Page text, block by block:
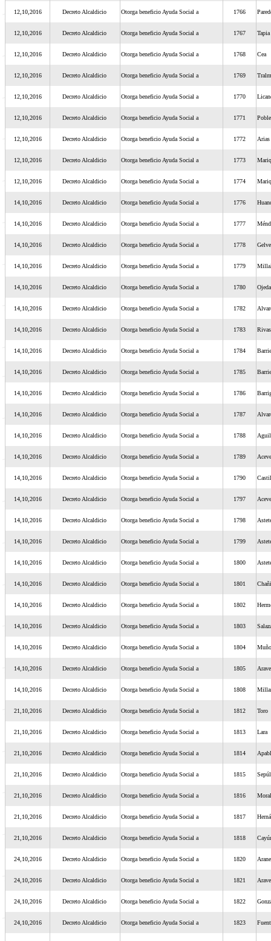
12,10,2016 Decreto Alcaldicio Otorga beneficio Ayuda Social a 1766
12,10,2016 Decreto Alcaldicio Otorga beneficio Ayuda Social a 1767 Tapia
12,10,2016 Decreto Alcaldicio Otorga beneficio Ayuda Social a 1768 Cea
12,10,2016 Decreto Alcaldicio Otorga beneficio Ayuda Social a 1769
12,10,2016 Decreto Alcaldicio Otorga beneficio Ayuda Social a 1770
12,10,2016 Decreto Alcaldicio Otorga beneficio Ayuda Social a 1771
12,10,2016 Decreto Alcaldicio Otorga beneficio Ayuda Social a 1772 Arias
12,10,2016 Decreto Alcaldicio Otorga beneficio Ayuda Social a 1773
12,10,2016 Decreto Alcaldicio Otorga beneficio Ayuda Social a 1774
14,10,2016 Decreto Alcaldicio Otorga beneficio Ayuda Social a 1776
14,10,2016 Decreto Alcaldicio Otorga beneficio Ayuda Social a 1777
14,10,2016 Decreto Alcaldicio Otorga beneficio Ayuda Social a 1778
14,10,2016 Decreto Alcaldicio Otorga beneficio Ayuda Social a 1779
14,10,2016 Decreto Alcaldicio Otorga beneficio Ayuda Social a 1780 Ojeda
14,10,2016 Decreto Alcaldicio Otorga beneficio Ayuda Social a 1782
14,10,2016 Decreto Alcaldicio Otorga beneficio Ayuda Social a 1783 Rivas
14,10,2016 Decreto Alcaldicio Otorga beneficio Ayuda Social a 1784
14,10,2016 Decreto Alcaldicio Otorga beneficio Ayuda Social a 1785
14,10,2016 Decreto Alcaldicio Otorga beneficio Ayuda Social a 1786
14,10,2016 Decreto Alcaldicio Otorga beneficio Ayuda Social a 1787
14,10,2016 Decreto Alcaldicio Otorga beneficio Ayuda Social a 1788
14,10,2016 Decreto Alcaldicio Otorga beneficio Ayuda Social a 1789
14,10,2016 Decreto Alcaldicio Otorga beneficio Ayuda Social a 1790
14,10,2016 Decreto Alcaldicio Otorga beneficio Ayuda Social a 1797
14,10,2016 Decreto Alcaldicio Otorga beneficio Ayuda Social a 1798
14,10,2016 Decreto Alcaldicio Otorga beneficio Ayuda Social a 1799
14,10,2016 Decreto Alcaldicio Otorga beneficio Ayuda Social a 1800
14,10,2016 Decreto Alcaldicio Otorga beneficio Ayuda Social a 1801
14,10,2016 Decreto Alcaldicio Otorga beneficio Ayuda Social a 1802
14,10,2016 Decreto Alcaldicio Otorga beneficio Ayuda Social a 1803
14,10,2016 Decreto Alcaldicio Otorga beneficio Ayuda Social a 1804
14,10,2016 Decreto Alcaldicio Otorga beneficio Ayuda Social a 1805
14,10,2016 Decreto Alcaldicio Otorga beneficio Ayuda Social a 1808
21,10,2016 Decreto Alcaldicio Otorga beneficio Ayuda Social a 1812 Toro
21,10,2016 Decreto Alcaldicio Otorga beneficio Ayuda Social a 1813 Lara
21,10,2016 Decreto Alcaldicio Otorga beneficio Ayuda Social a 1814
21,10,2016 Decreto Alcaldicio Otorga beneficio Ayuda Social a 1815
21,10,2016 Decreto Alcaldicio Otorga beneficio Ayuda Social a 1816
21,10,2016 Decreto Alcaldicio Otorga beneficio Ayuda Social a 1817
21,10,2016 Decreto Alcaldicio Otorga beneficio Ayuda Social a 1818
24,10,2016 Decreto Alcaldicio Otorga beneficio Ayuda Social a 1820
24,10,2016 Decreto Alcaldicio Otorga beneficio Ayuda Social a 1821
24,10,2016 Decreto Alcaldicio Otorga beneficio Ayuda Social a 1822
24,10,2016 Decreto Alcaldicio Otorga beneficio Ayuda Social a 1823